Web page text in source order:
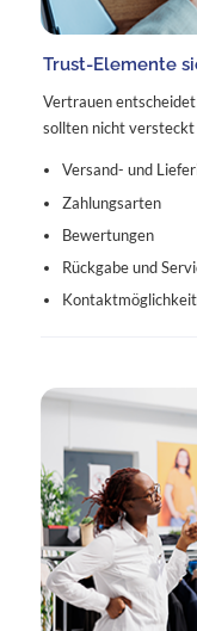
Trust-Elemente
Vertrauen
sollten nicht versteckt
Versand- und
Zahlungsarten
Bewertungen
Rückgabe und